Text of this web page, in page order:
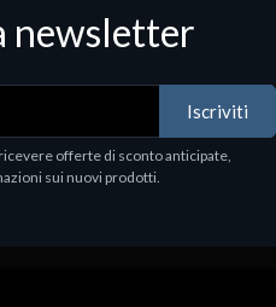
Software - Office Productivity
newsletter
Iscriviti
offerte di sconto anticipate,
sui nuovi prodotti.